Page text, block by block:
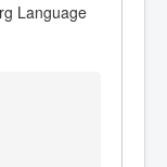
Language